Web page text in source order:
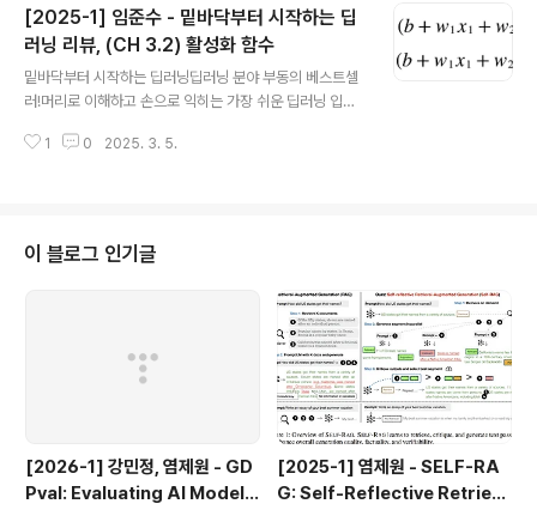
에 가중치를 표시한다. 가중치와 은닉층 뉴런의 오른쪽 위
에는 (1)이 붙어 있고, 이는 1층의 가중치임을 뜻한다. 가중
치의 오른쪽 아래의 두 숫자는 차례로 다음 층 뉴런과 앞 층
뉴런의 인덱스 번호이다. 3.4.2. 각 층의 신호 전달 구현하
살펴본다. 그림을 살펴보면, 편향을 뜻하는 뉴런이 추가되
[2025-1] 임준수 - 밑바닥부터 시작하는 딥
러닝 리뷰, (CH 3.2) 활성화 함수
밑바닥부터 시작하는 딥러닝딥러닝 분야 부동의 베스트셀
러!머리로 이해하고 손으로 익히는 가장 쉬운 딥러닝 입문
기초를 한 걸음씩 탄탄하게 다질 수 있도www.google.c
어한다. 한편 w는 각 신호의 가중치를 나타내는 매개변수
로, 각 신호의 영향력을 제어한다. 아래는 위 식을 더 간결
한 형태로 작성한 것이다. 이를 위해서 조건 분기의 동작(0
을 넘으면 1을 출력하고 그렇지 않으면 0을 출력)을 하나의
1 0 2025. 3. 5.
이 블로그 인기글
[2026-1] 강민정, 염제원 - GD
Pval: Evaluating AI Model P
[2025-1] 염제원 - SELF-RA
G: Self-Reflective Retrieva